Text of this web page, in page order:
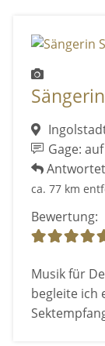
Gage:
ca. 77 km
Bewertung:
Musik für
begleite ich